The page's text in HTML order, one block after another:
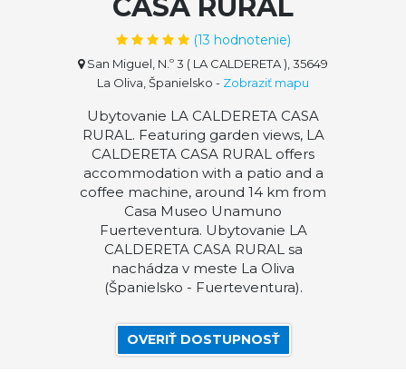
CASA RURAL
(13 hodnotenie)
San Miguel, N.º 3 ( LA CALDERETA ), 35649
La Oliva, Španielsko - Zobraziť mapu
Ubytovanie LA CALDERETA CASA
RURAL. Featuring garden views, LA
CALDERETA CASA RURAL offers
accommodation with a patio and a
coffee machine, around 14 km from
Casa Museo Unamuno
Fuerteventura. Ubytovanie LA
CALDERETA CASA RURAL sa
nachádza v meste La Oliva
(Španielsko - Fuerteventura).
OVERIŤ DOSTUPNOSŤ